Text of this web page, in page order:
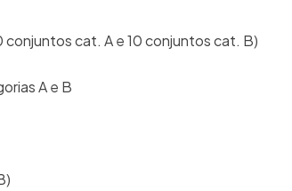
conjuntos cat. A e 10 conjuntos cat. B)
A e B